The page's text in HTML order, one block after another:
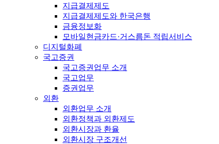
지급결제제도
지급결제제도와 한국은행
금융정보화
모바일현금카드·거스름돈 적립서비스
디지털화폐
국고증권
국고증권업무 소개
국고업무
증권업무
외환
외환업무 소개
외환정책과 외환제도
외환시장과 환율
외환시장 구조개선